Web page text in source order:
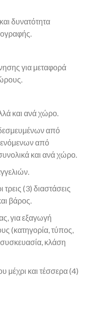
δυνατότητα
για μεταφορά
και ανά χώρο.
από
από
και ανά χώρο.
(3) διαστάσεις
βάρος.
για εξαγωγή
(κατηγορία, τύπος,
κλάση
και τέσσερα (4)